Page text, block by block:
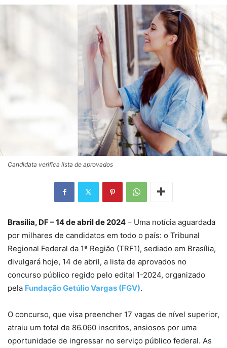
Candidata verifica lista de aprovados
Brasília, DF – 14 de abril de 2024 – Uma notícia aguardada
por milhares de candidatos em todo o país: o Tribunal
Regional Federal da 1ª Região (TRF1), sediado em Brasília,
divulgará hoje, 14 de abril, a lista de aprovados no
concurso público regido pelo edital 1-2024, organizado
pela Fundação Getúlio Vargas (FGV).
O concurso, que visa preencher 17 vagas de nível superior,
atraiu um total de 86.060 inscritos, ansiosos por uma
oportunidade de ingressar no serviço público federal. As